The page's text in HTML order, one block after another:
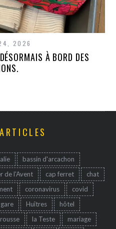
2026
À BORD DES
bassin d'arcachon
de l'Avent cap ferret
chat
coronavirus
covid
gare Huîtres
hôtel
la Teste
mariage